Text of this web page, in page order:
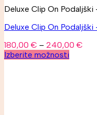
Deluxe Clip On Podaljški
Deluxe Clip On
180,00 € – 240,00 €
Izberite možnosti